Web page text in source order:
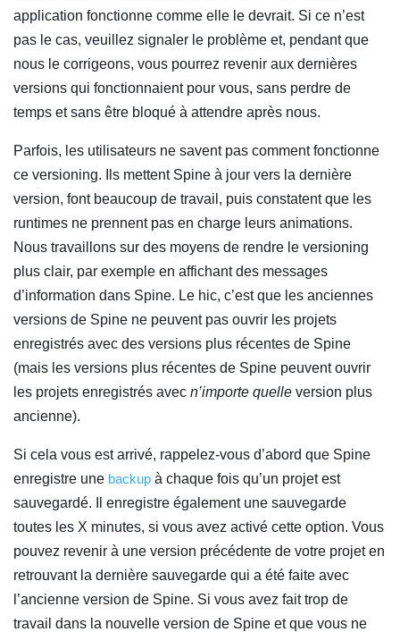
application fonctionne comme elle le devrait. Si ce n’est
pas le cas, veuillez signaler le problème et, pendant que
nous le corrigeons, vous pourrez revenir aux dernières
versions qui fonctionnaient pour vous, sans perdre de
temps et sans être bloqué à attendre après nous.
Parfois, les utilisateurs ne savent pas comment fonctionne
ce versioning. Ils mettent Spine à jour vers la dernière
version, font beaucoup de travail, puis constatent que les
runtimes ne prennent pas en charge leurs animations.
Nous travaillons sur des moyens de rendre le versioning
plus clair, par exemple en affichant des messages
d’information dans Spine. Le hic, c’est que les anciennes
versions de Spine ne peuvent pas ouvrir les projets
enregistrés avec des versions plus récentes de Spine
(mais les versions plus récentes de Spine peuvent ouvrir
les projets enregistrés avec n’importe quelle version plus
ancienne).
Si cela vous est arrivé, rappelez-vous d’abord que Spine
enregistre une backup à chaque fois qu’un projet est
sauvegardé. Il enregistre également une sauvegarde
toutes les X minutes, si vous avez activé cette option. Vous
pouvez revenir à une version précédente de votre projet en
retrouvant la dernière sauvegarde qui a été faite avec
l’ancienne version de Spine. Si vous avez fait trop de
travail dans la nouvelle version de Spine et que vous ne